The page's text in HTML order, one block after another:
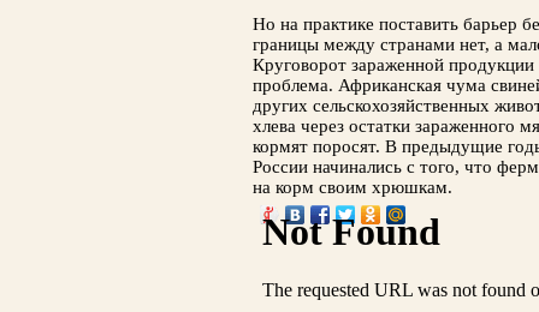
Но на практике поставить барьер
границы между странами нет, а
Круговорот зараженной
проблема. Африканская чума
других сельскохозяйственных
хлева через остатки зараженного
кормят поросят. В предыдущие
России начинались с того, что
на корм своим хрюшкам.